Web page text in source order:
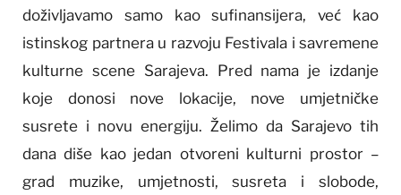
doživljavamo samo kao sufinansijera, već kao
istinskog partnera u razvoju Festivala i savremene
kulturne scene Sarajeva. Pred nama je izdanje
koje donosi nove lokacije, nove umjetničke
susrete i novu energiju. Želimo da Sarajevo tih
dana diše kao jedan otvoreni kulturni prostor –
grad muzike, umjetnosti, susreta i slobode,